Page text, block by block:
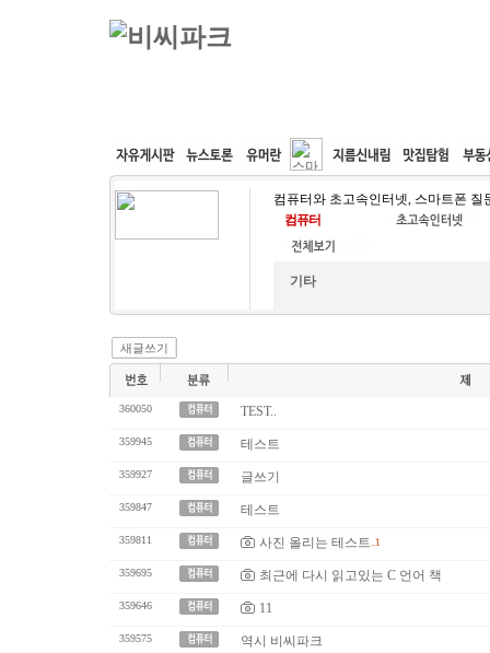
커뮤니티 속도패치 웹호스팅 공동구매
컴퓨터와 초고속인터넷, 스마트폰 질
기타
새글쓰기
360050 TEST..
359945 테스트
359927 글쓰기
359847 테스트
359811 사진 올리는 테스트..1
359695 최근에 다시 읽고있는 C 언어 책
359646 11
359575 역시 비씨파크